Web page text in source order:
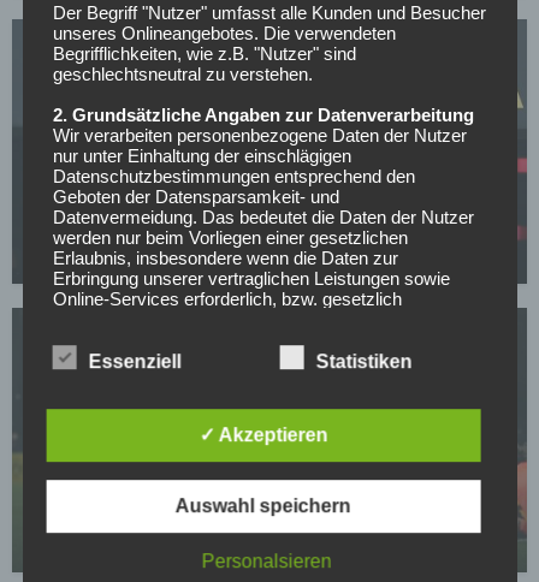
BORUSSIA DORTMUND
BVB-Knaller: Erster Sommertransfer soll bereits
feststehen!
05.05.2026
Der nächste Dembele? Real und PSG jagen BVB-
Der Begriff "Nutzer" umfasst alle Kunden und Besucher
unseres Onlineangebotes. Die verwendeten
Begrifflichkeiten, wie z.B. "Nutzer" sind
geschlechtsneutral zu verstehen.
2. Grundsätzliche Angaben zur Datenverarbeitung
Wir verarbeiten personenbezogene Daten der Nutzer
nur unter Einhaltung der einschlägigen
Datenschutzbestimmungen entsprechend den
Geboten der Datensparsamkeit- und
Datenvermeidung. Das bedeutet die Daten der Nutzer
werden nur beim Vorliegen einer gesetzlichen
Erlaubnis, insbesondere wenn die Daten zur
Erbringung unserer vertraglichen Leistungen sowie
Online-Services erforderlich, bzw. gesetzlich
Vorschriften der Datenschutzgesetze eingehalten
werden und um damit die durch uns verarbeiteten
Daten gegen zufällige oder vorsätzliche
Manipulationen, Verlust, Zerstörung oder gegen den
Zugriff unberechtigter Personen zu schützen.
Sofern im Rahmen dieser Datenschutzerklärung
Essenziell Statistiken
✓ Akzeptieren
Auswahl speichern
Personalsieren